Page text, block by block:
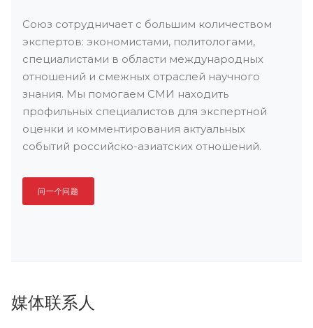
Союз сотрудничает с большим количеством
экспертов: экономистами, политологами,
специалистами в области международных
отношений и смежных отраслей научного
знания. Мы помогаем СМИ находить
профильных специалистов для экспертной
оценки и комментирования актуальных
событий российско-азиатских отношений.
问一个问题
媒体联系人